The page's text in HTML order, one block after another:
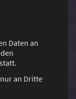
Daten an
an Dritte